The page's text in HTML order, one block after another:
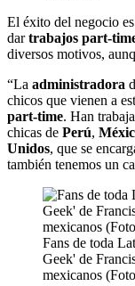
El éxito del negocio
dartrabajos part-
diversos motivos,
“La administradora
chicos que vienen a
part-time. Han
chicas de Perú,
Unidos, que se
también tenemos un
Fans de toda
Geek' de
mexicanos